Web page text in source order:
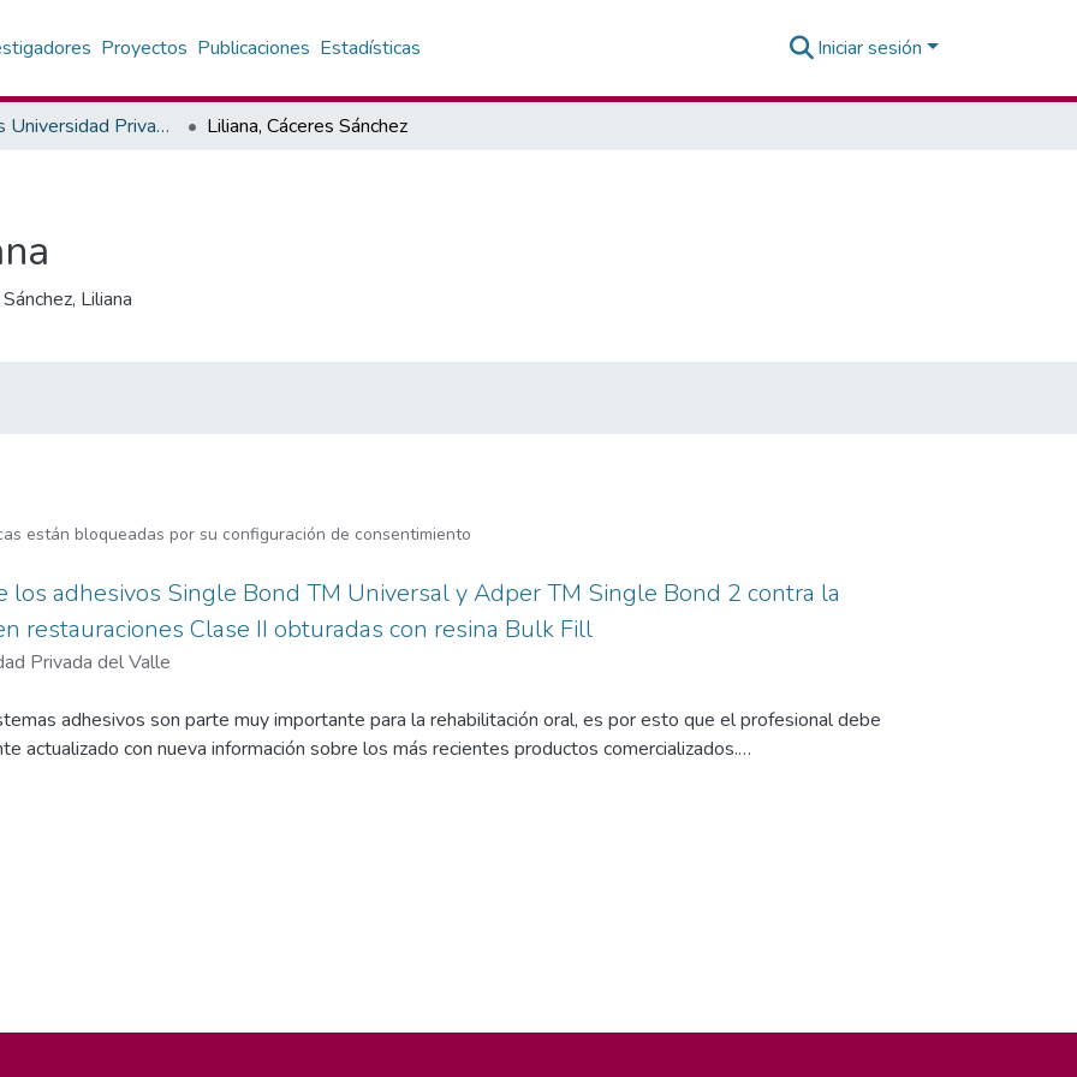
Proyectos Publicaciones Estadísticas Iniciar sesión
Autores Universidad Privada del Valle Liliana, Cáceres Sánchez
Liliana
están bloqueadas por su configuración de consentimiento
los adhesivos Single Bond TM Universal y Adper TM Single Bond 2 contra la
restauraciones Clase II obturadas con resina Bulk Fill
Privada del Valle
adhesivos son parte muy importante para la rehabilitación oral, es por esto que el profesional debe
actualizado con nueva información sobre los más recientes productos comercializados.
que empleando ambos sistemas adhesivos existió microfiltración marginal; se encontró mayor